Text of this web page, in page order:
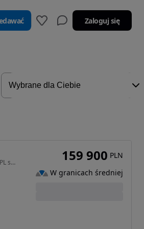
Zaloguj się
2993 cm3 • 340 KM • FV23%/Individual/Head up/vLaser/Harman/Panorama/Hak/PL salon 159 900 PLN
W granicach średniej